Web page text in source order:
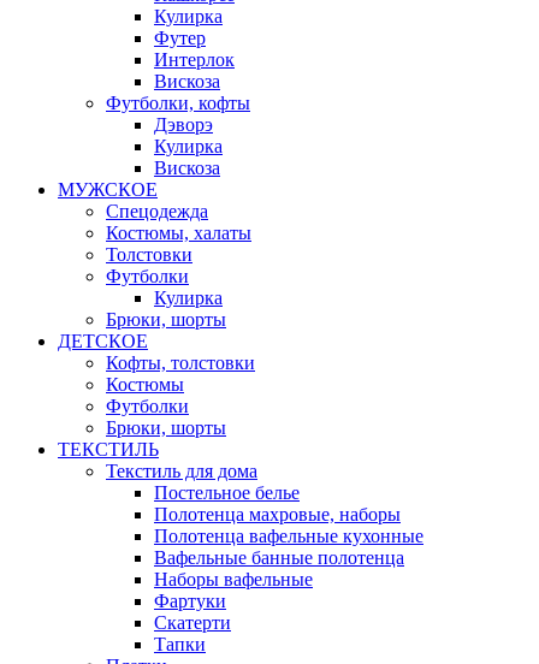
Кулирка
Футер
Интерлок
Вискоза
Футболки, кофты
Дэворэ
Кулирка
Вискоза
МУЖСКОЕ
Спецодежда
Костюмы, халаты
Толстовки
Футболки
Кулирка
Брюки, шорты
ДЕТСКОЕ
Кофты, толстовки
Костюмы
Футболки
Брюки, шорты
ТЕКСТИЛЬ
Текстиль для дома
Постельное белье
Полотенца махровые, наборы
Полотенца вафельные кухонные
Вафельные банные полотенца
Наборы вафельные
Фартуки
Скатерти
Тапки